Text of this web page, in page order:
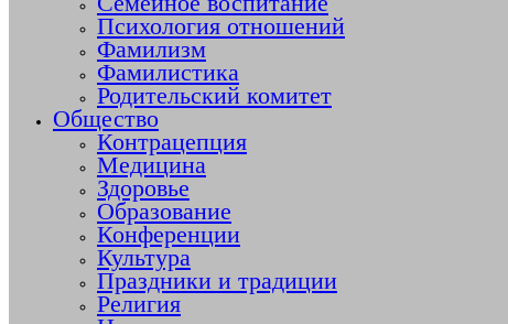
Психология отношений
Фамилизм
Фамилистика
Родительский комитет
Общество
Контрацепция
Медицина
Здоровье
Образование
Конференции
Культура
Праздники и традиции
Религия